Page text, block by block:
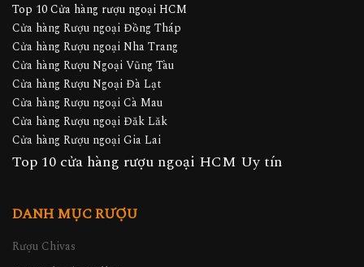
Top 10 Cửa hàng rượu ngoại HCM
Cửa hàng Rượu ngoại Đồng Tháp
Cửa hàng Rượu ngoại Nha Trang
Cửa hàng Rượu Ngoại Vũng Tàu
Cửa hàng Rượu Ngoại Đà Lạt
Cửa hàng Rượu ngoại Cà Mau
Cửa hàng Rượu ngoại Đăk Lăk
Cửa hàng Rượu ngoại Gia Lai
Top 10 cửa hàng rượu ngoại HCM Uy tín
DANH MỤC RƯỢU
Rượu Chivas